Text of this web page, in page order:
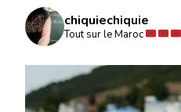
chiquiechiquie
Tout sur le Maroc